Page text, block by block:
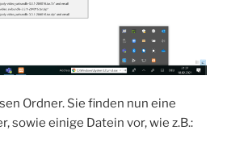
Ordner. Sie finden nun eine
sowie einige Datein vor, wie z.B.: